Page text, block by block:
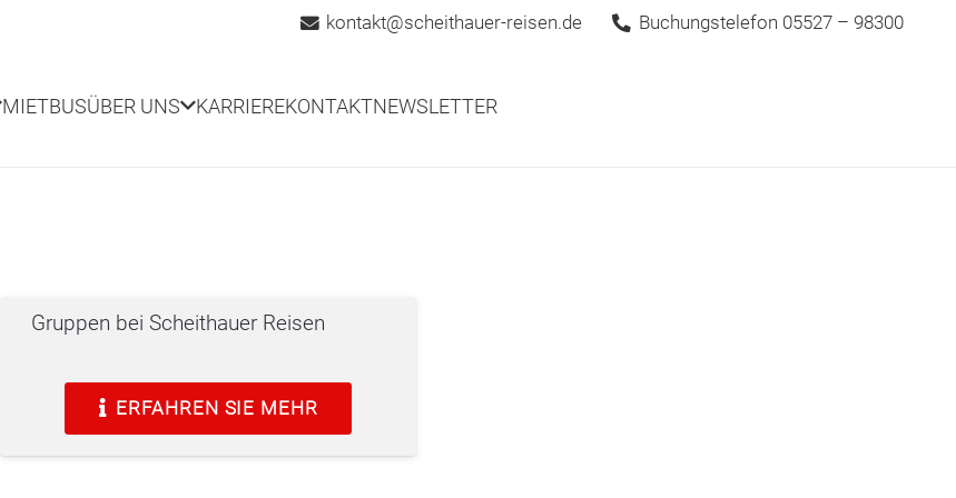
kontakt@scheithauer-reisen.de Buchungstelefon 05527 – 98300
MIETBUSÜBER UNS KARRIEREKONTAKTNEWSLETTER
Gruppen bei Scheithauer Reisen
ERFAHREN SIE MEHR